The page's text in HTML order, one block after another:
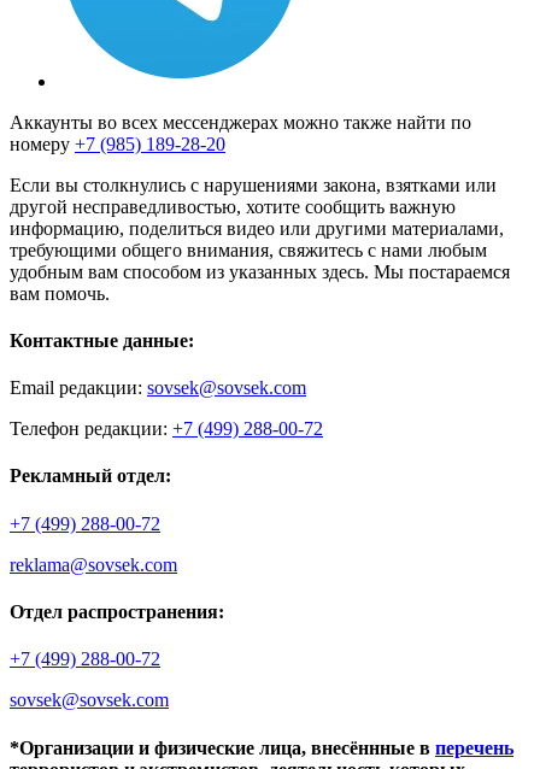
Аккаунты во всех мессенджерах можно также найти по
номеру +7 (985) 189-28-20
Если вы столкнулись с нарушениями закона, взятками или
другой несправедливостью, хотите сообщить важную
информацию, поделиться видео или другими материалами,
требующими общего внимания, свяжитесь с нами любым
удобным вам способом из указанных здесь. Мы постараемся
вам помочь.
Контактные данные:
Email редакции: sovsek@sovsek.com
Телефон редакции: +7 (499) 288-00-72
Рекламный отдел:
+7 (499) 288-00-72
reklama@sovsek.com
Отдел распространения:
+7 (499) 288-00-72
sovsek@sovsek.com
*Организации и физические лица, внесённные в перечень